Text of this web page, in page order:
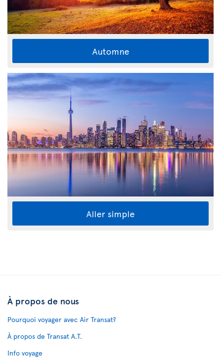
Automne
Aller simple
À propos de nous
Pourquoi voyager avec Air Transat?
À propos de Transat A.T.
Info voyage